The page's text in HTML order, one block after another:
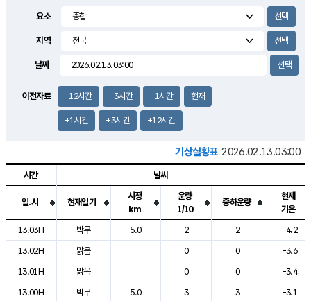
1.8m/s
요소
지역
날짜
이전자료 -12시간 -3시간 -1시간 현재
+1시간 +3시간 +12시간
기상실황표 2026.02.13.03:00
도시별 기상실황표로 지점, 날씨, 기온, 강수, 바람, 기압등을 안내한 표입
시간 날씨
일.시 현재일기
시정
km
운량
1/10
중하운량
현재
기온
13.03H
박무 5.0 2 2
-4.2
13.02H
맑음 0 0
-3.6
13.01H
맑음 0 0
-3.4
13.00H
박무 5.0 3 3
-3.1